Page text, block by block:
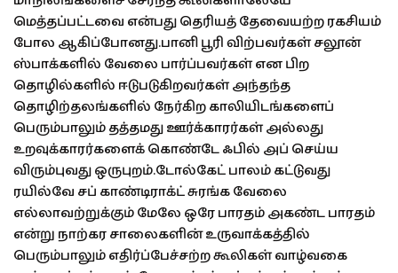
மெத்தப்பட்டவை என்பது தெரியத் தேவையற்ற ரகசியம்
போல ஆகிப்போனது.பானி பூரி விற்பவர்கள் சலூன்
ஸ்பாக்களில் வேலை பார்ப்பவர்கள் என பிற
தொழில்களில் ஈடுபடுகிறவர்கள் அந்தந்த
தொழிற்தலங்களில் நேர்கிற காலியிடங்களைப்
பெரும்பாலும் தத்தமது ஊர்க்காரர்கள் அல்லது
உறவுக்காரர்களைக் கொண்டே ஃபில் அப் செய்ய
விரும்புவது ஒருபுறம்.டோல்கேட் பாலம் கட்டுவது
ரயில்வே சப் காண்டிராக்ட் சுரங்க வேலை
எல்லாவற்றுக்கும் மேலே ஒரே பாரதம் அகண்ட பாரதம்
என்று நாற்கர சாலைகளின் உருவாக்கத்தில்
பெரும்பாலும் எதிர்ப்பேச்சற்ற கூலிகள் வாழ்வகை